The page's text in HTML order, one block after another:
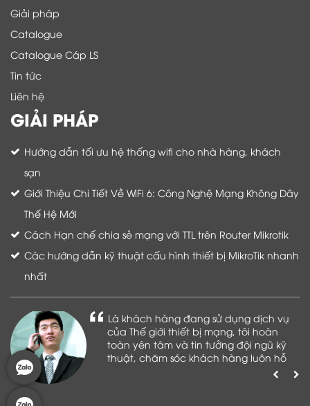
Giải pháp
Catalogue
Catalogue Cáp LS
Tin tức
Liên hệ
GIẢI PHÁP
Hướng dẫn tối ưu hệ thống wifi cho nhà hàng, khách
sạn
Giới Thiệu Chi Tiết Về WiFi 6: Công Nghệ Mạng Không Dây
Thế Hệ Mới
Cách Hạn chế chia sẻ mạng với TTL trên Router Mikrotik
Các hướng dẫn kỹ thuật cấu hình thiết bị MikroTik nhanh
nhất
Là khách hàng đang sử dụng dịch vụ
của Thế giới thiết bị mạng, tôi hoàn
toàn yên tâm và tin tưởng đội ngũ kỹ
thuật, chăm sóc khách hàng luôn hỗ